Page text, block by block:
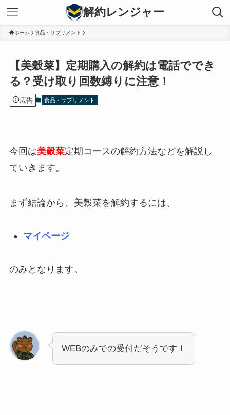
解約レンジャー
ホーム 食品・サプリメント
【美穀菜】定期購入の解約は電話ででき
る？受け取り回数縛りに注意！
広告 食品・サプリメント
今回は美穀菜定期コースの解約方法などを解説し
ていきます。
まず結論から、美穀菜を解約するには、
マイページ
のみとなります。
WEBのみでの受付だそうです！